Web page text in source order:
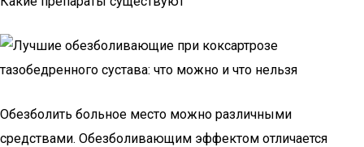
Обезболить больное место можно различными
средствами. Обезболивающим эффектом отличается